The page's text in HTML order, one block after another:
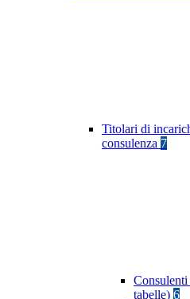
Titolari di
consulenza 7
tabelle) 6